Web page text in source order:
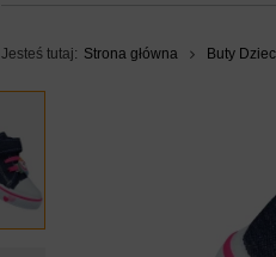
Jesteś tutaj: Strona główna Buty